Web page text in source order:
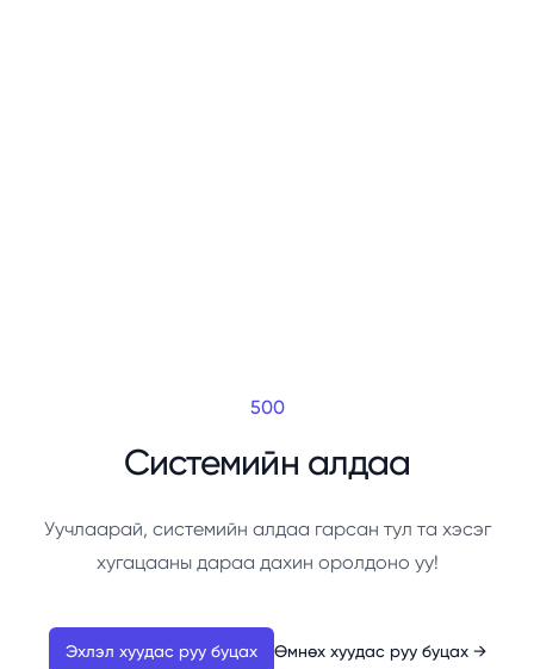
500
Системийн алдаа
Уучлаарай, системийн алдаа гарсан тул та хэсэг
хугацааны дараа дахин оролдоно уу!
Эхлэл хуудас руу буцах Өмнөх хуудас руу буцах →